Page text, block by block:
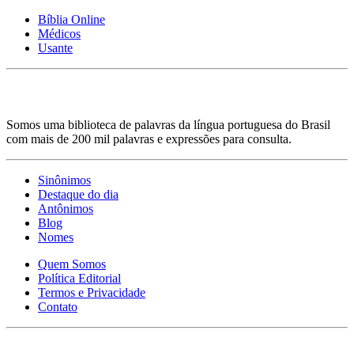
Bíblia Online
Médicos
Usante
Somos uma biblioteca de palavras da língua portuguesa do Brasil
com mais de 200 mil palavras e expressões para consulta.
Sinônimos
Destaque do dia
Antônimos
Blog
Nomes
Quem Somos
Política Editorial
Termos e Privacidade
Contato